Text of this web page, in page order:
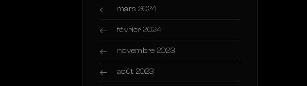
mars 2024
février 2024
novembre 2023
août 2023